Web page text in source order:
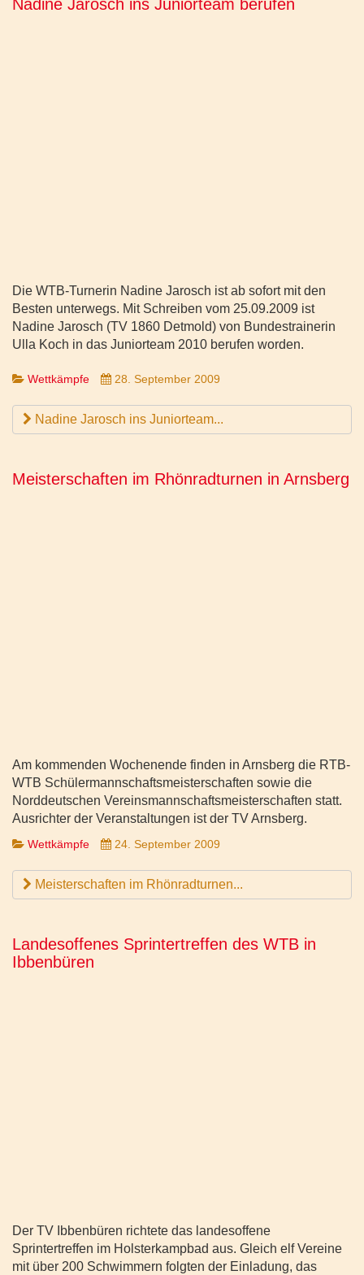
Nadine Jarosch ins Juniorteam berufen
Die WTB-Turnerin Nadine Jarosch ist ab sofort mit den
Besten unterwegs. Mit Schreiben vom 25.09.2009 ist
Nadine Jarosch (TV 1860 Detmold) von Bundestrainerin
Ulla Koch in das Juniorteam 2010 berufen worden.
Wettkämpfe 28. September 2009
Nadine Jarosch ins Juniorteam...
Meisterschaften im Rhönradturnen in Arnsberg
Am kommenden Wochenende finden in Arnsberg die RTB-
WTB Schülermannschaftsmeisterschaften sowie die
Norddeutschen Vereinsmannschaftsmeisterschaften statt.
Ausrichter der Veranstaltungen ist der TV Arnsberg.
Wettkämpfe 24. September 2009
Meisterschaften im Rhönradturnen...
Landesoffenes Sprintertreffen des WTB in
Ibbenbüren
Der TV Ibbenbüren richtete das landesoffene
Sprintertreffen im Holsterkampbad aus. Gleich elf Vereine
mit über 200 Schwimmern folgten der Einladung, das